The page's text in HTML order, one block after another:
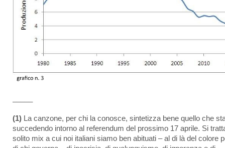
(1) La canzone, per chi la conosce, sintetizza bene quello che
succedendo intorno al referendum del prossimo 17 aprile. Si
solito mix a cui noi italiani siamo ben abituati – al di là del colore